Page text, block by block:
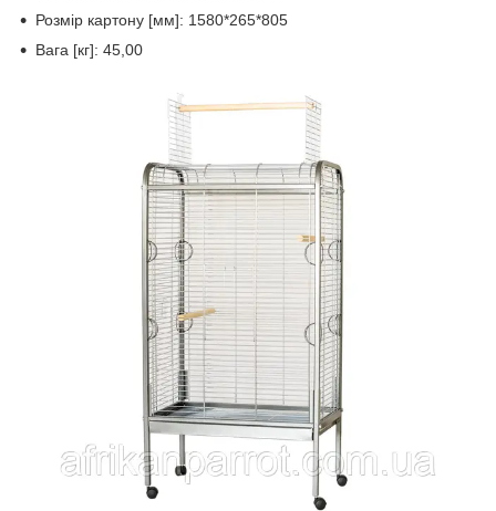
Розмір картону [мм]: 1580*265*805
Вага [кг]: 45,00